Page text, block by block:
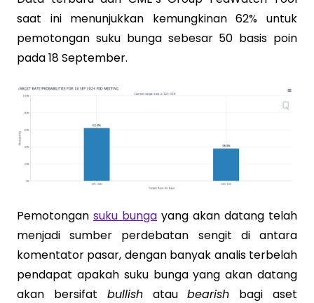
saat ini menunjukkan kemungkinan 62% untuk
pemotongan suku bunga sebesar 50 basis poin
pada 18 September.
Pemotongan suku bunga yang akan datang telah
menjadi sumber perdebatan sengit di antara
komentator pasar, dengan banyak analis terbelah
pendapat apakah suku bunga yang akan datang
akan bersifat bullishataubearish bagi aset